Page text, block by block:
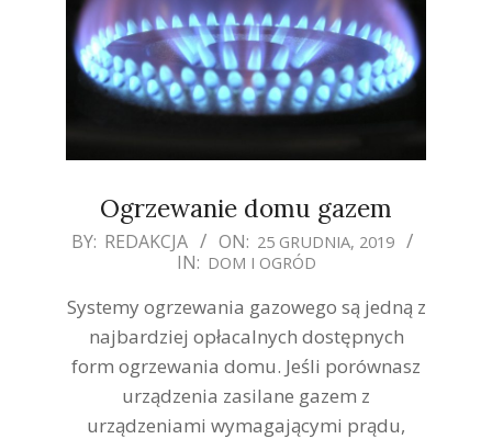
Ogrzewanie domu gazem
2019-
25
BY: REDAKCJA ON: 25 GRUDNIA, 2019
IN: DOM I OGRÓD
Systemy ogrzewania gazowego są jedną z
najbardziej opłacalnych dostępnych
form ogrzewania domu. Jeśli porównasz
urządzenia zasilane gazem z
urządzeniami wymagającymi prądu,